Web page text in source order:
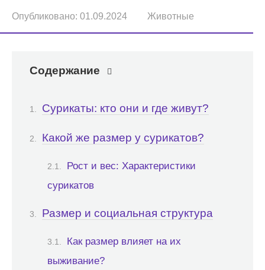
Опубликовано: 01.09.2024 Животные
Содержание
Сурикаты: кто они и где живут?
Какой же размер у сурикатов?
Рост и вес: Характеристики
сурикатов
Размер и социальная структура
Как размер влияет на их
выживание?